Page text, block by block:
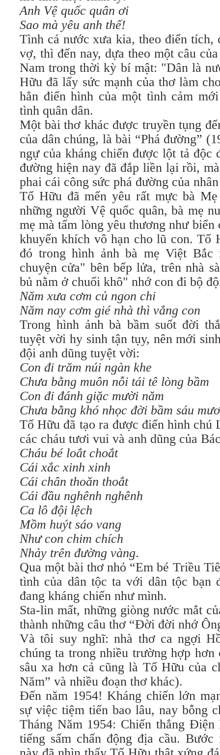
Anh Vệ quốc quân ơi
Sao mà yêu anh thế!
Tình cá nước xưa kia, theo điển tích,
vợ, thì đến nay, dựa theo một câu
Nam trong thời kỳ bí mật: "Dân là
Hữu đã lấy sức mạnh của thơ làm
hẳn điển hình của một tình cảm
tình quân dân.
Một bài thơ khác được truyền tụng
của dân chúng, là bài “Phá đường”
ngự của kháng chiến được lột tả độc
đường hiện nay đã đắp liền lại rồi,
phai cái công sức phá đường của
Tố Hữu đã mến yêu rất mực bà
những người Vệ quốc quân, bà mẹ
mẹ mà tấm lòng yêu thương như biển
khuyến khích vô hạn cho lũ con. Tố
đó trong hình ảnh bà mẹ Việt Bắc
chuyện cửa" bên bếp lửa, trên nhà
bủ nằm ở chuối khô" nhớ con đi bộ
Năm xưa cơm củ ngon chi
Năm nay cơm gié nhà thì vắng con
Trong hình ảnh bà bầm suốt đời
tuyệt vời hy sinh tận tụy, nên mới
đội anh dũng tuyệt vời:
Con đi trăm núi ngàn khe
Chưa bằng muôn nỗi tái tê lòng bầm
Con đi đánh giặc mười năm
Chưa bằng khó nhọc đời bầm sáu
Tố Hữu đã tạo ra được điển hình chú
các cháu tươi vui và anh dũng của
Cháu bé loắt choắt
Cái xắc xinh xinh
Cái chân thoăn thoắt
Cái đầu nghênh nghênh
Ca lô đội lệch
Mồm huýt sáo vang
Như con chim chích
Nhảy trên đường vàng.
Qua một bài thơ nhỏ “Em bé Triều
tình của dân tộc ta với dân tộc bạn
đang kháng chiến như mình.
Sta-lin mất, những giòng nước mắt
thành những câu thơ “Ðời đời nhớ
Và tôi suy nghĩ: nhà thơ ca ngợi
chúng ta trong nhiều trường hợp
sâu xa hơn cả cũng là Tố Hữu của
Năm” và nhiều đoạn thơ khác).
Ðến năm 1954! Kháng chiến lớn
sự việc tiệm tiến bao lâu, nay bỗng
Tháng Năm 1954: Chiến thắng
tiếng sấm chấn động địa cầu.